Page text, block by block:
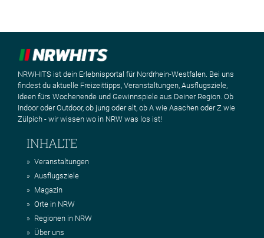
NRWHITS ist dein Erlebnisportal für Nordrhein-Westfalen. Bei uns
findest du aktuelle Freizeittipps, Veranstaltungen, Ausflugsziele,
Ideen fürs Wochenende und Gewinnspiele aus Deiner Region. Ob
Indoor oder Outdoor, ob jung oder alt, ob A wie Aaachen oder Z wie
Zülpich - wir wissen wo in NRW was los ist!
INHALTE
Veranstaltungen
Ausflugsziele
Magazin
Orte in NRW
Regionen in NRW
Über uns